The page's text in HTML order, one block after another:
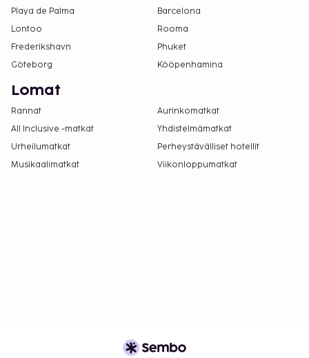
Playa de Palma
Barcelona
Lontoo
Rooma
Frederikshavn
Phuket
Göteborg
Kööpenhamina
Lomat
Rannat
Aurinkomatkat
All Inclusive -matkat
Yhdistelmämatkat
Urheilumatkat
Perheystävälliset hotellit
Musikaalimatkat
Viikonloppumatkat